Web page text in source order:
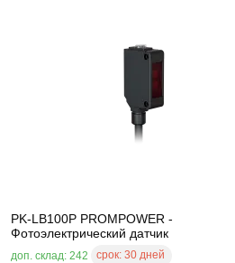
PK-LB100P PROMPOWER -
Фотоэлектрический датчик
доп. склад: 242 срок: 30 дней